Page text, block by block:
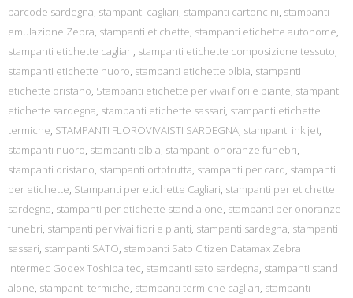
barcode sardegna, stampanti cagliari, stampanti cartoncini, stampanti
emulazione Zebra, stampanti etichette, stampanti etichette autonome,
stampanti etichette cagliari, stampanti etichette composizione tessuto,
stampanti etichette nuoro, stampanti etichette olbia, stampanti
etichette oristano, Stampanti etichette per vivai fiori e piante, stampanti
etichette sardegna, stampanti etichette sassari, stampanti etichette
termiche, STAMPANTI FLOROVIVAISTI SARDEGNA, stampanti ink jet,
stampanti nuoro, stampanti olbia, stampanti onoranze funebri,
stampanti oristano, stampanti ortofrutta, stampanti per card, stampanti
per etichette, Stampanti per etichette Cagliari, stampanti per etichette
sardegna, stampanti per etichette stand alone, stampanti per onoranze
funebri, stampanti per vivai fiori e pianti, stampanti sardegna, stampanti
sassari, stampanti SATO, stampanti Sato Citizen Datamax Zebra
Intermec Godex Toshiba tec, stampanti sato sardegna, stampanti stand
alone, stampanti termiche, stampanti termiche cagliari, stampanti